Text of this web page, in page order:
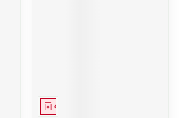
Geneesmiddel